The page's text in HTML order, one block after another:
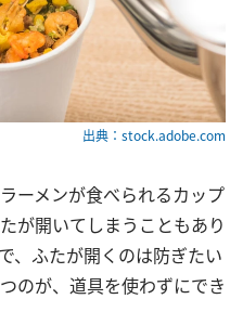
出典：stock.adobe.com
ーメンが食べられるカップ
が開いてしまうこともあり
、ふたが開くのは防ぎたい
のが、道具を使わずにでき